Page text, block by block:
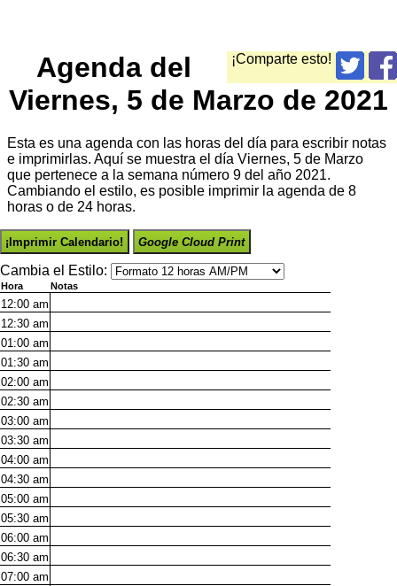
¡Comparte esto!
Agenda del
Viernes, 5 de Marzo de 2021
Esta es una agenda con las horas del día para escribir notas
e imprimirlas. Aquí se muestra el día Viernes, 5 de Marzo
que pertenece a la semana número 9 del año 2021.
Cambiando el estilo, es posible imprimir la agenda de 8
horas o de 24 horas.
¡Imprimir Calendario! Google Cloud Print
Cambia el Estilo:
Hora Notas
12:00 am
12:30 am
01:00 am
01:30 am
02:00 am
02:30 am
03:00 am
03:30 am
04:00 am
04:30 am
05:00 am
05:30 am
06:00 am
06:30 am
07:00 am